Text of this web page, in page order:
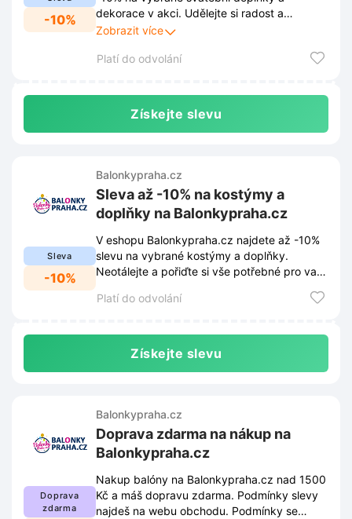
-10%
dekorace v akci. Udělejte si radost a
nakupte vše potřebné pro vaši svatbu za
Zobrazit více
Platí do odvolání
Získejte slevu
Sleva
-10%
Balonkypraha.cz
Sleva až -10% na kostýmy a
doplňky na Balonkypraha.cz
V eshopu Balonkypraha.cz najdete až -10%
slevu na vybrané kostýmy a doplňky.
Neotálejte a pořiďte si vše potřebné pro vaši
Platí do odvolání
Získejte slevu
Doprava
zdarma
Balonkypraha.cz
Doprava zdarma na nákup na
Balonkypraha.cz
Nakup balóny na Balonkypraha.cz nad 1500
Kč a máš dopravu zdarma. Podmínky slevy
najdeš na webu obchodu. Podmínky se